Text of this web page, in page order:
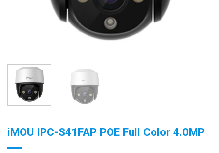
iMOU IPC-S41FAP POE Full Color 4.0MP